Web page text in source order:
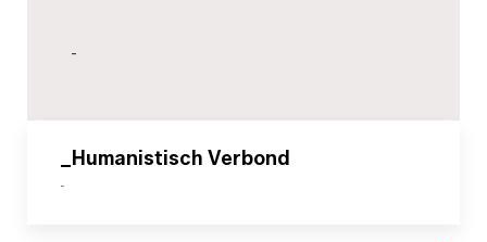
-
_Humanistisch Verbond
-